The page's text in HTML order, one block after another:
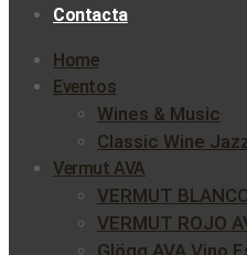
Contacta
Home
Eventos
Wines & Music
Classic Wine
Vermut AVA
VERMUT
VERMUT ROJO
Glögg AVA Vino